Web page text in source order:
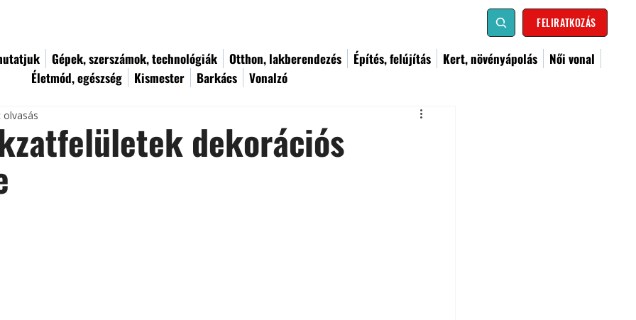
FELIRATKOZÁS
Gépek, szerszámok, technológiák Otthon, lakberendezés Építés, felújítás Kert, növényápolás
Női vonal
Életmód, egészség
Kismester Barkács Vonalzó
dekorációs
olvasás